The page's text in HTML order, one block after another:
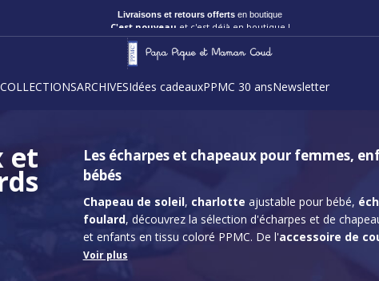
C'est nouveau et c'est déjà en boutique !
COLLECTIONSARCHIVESIdées cadeauxPPMC 30 ansNewsletter
et
Les écharpes et chapeaux pour femmes,
bébés
Chapeau de soleil, charlotte ajustable pour bébé,
foulard, découvrez la sélection d'écharpes et de
et enfants en tissu coloré PPMC. De l'accessoire de
cheveux vous trouverez à coup sûr l'article qui vous
Voir plus